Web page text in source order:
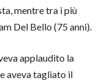
mentre tra i più
Del Bello (75 anni).
applaudito la
aveva tagliato il